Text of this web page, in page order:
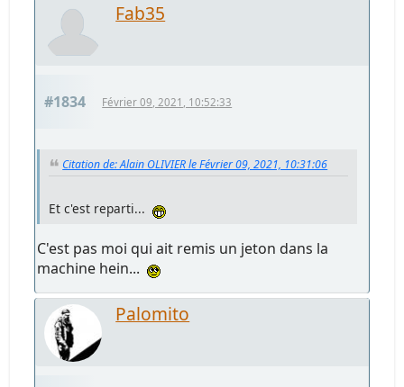
Fab35
#1834 Février 09, 2021, 10:52:33
Citation de: Alain OLIVIER le Février 09, 2021, 10:31:06
Et c'est reparti...
C'est pas moi qui ait remis un jeton dans la
machine hein...
Palomito